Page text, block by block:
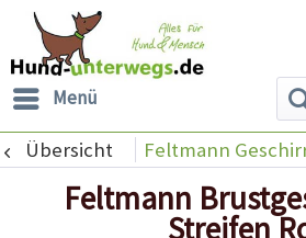
Menü
Übersicht Feltmann
Feltmann
Streifen